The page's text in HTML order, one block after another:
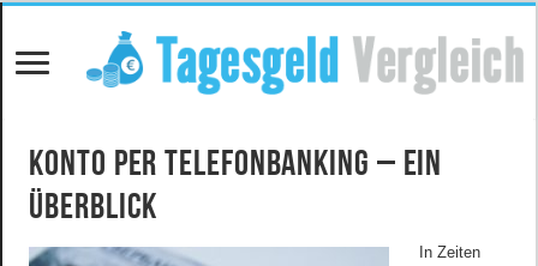
Konto per Telefonbanking – ein
Überblick
In Zeiten